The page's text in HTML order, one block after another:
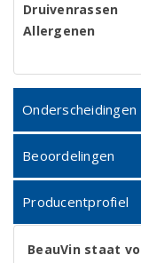
Druivenrassen
Allergenen
Onderscheidingen
Beoordelingen
Producentprofiel
BeauVin staat